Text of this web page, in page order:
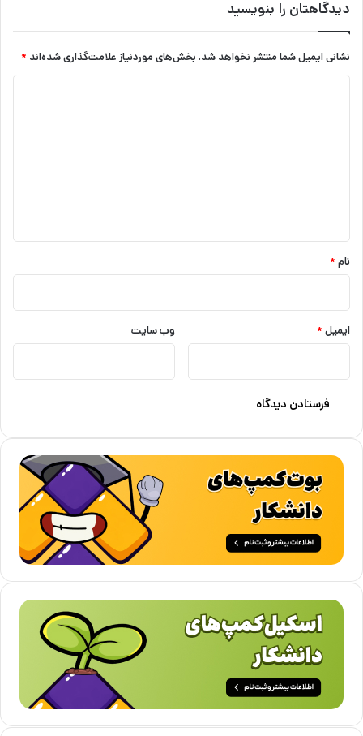
دیدگاهتان را بنویسید
نشانی ایمیل شما منتشر نخواهد شد. بخش‌های موردنیاز علامت‌گذاری شده‌اند *
نام *
ایمیل * وب‌ سایت